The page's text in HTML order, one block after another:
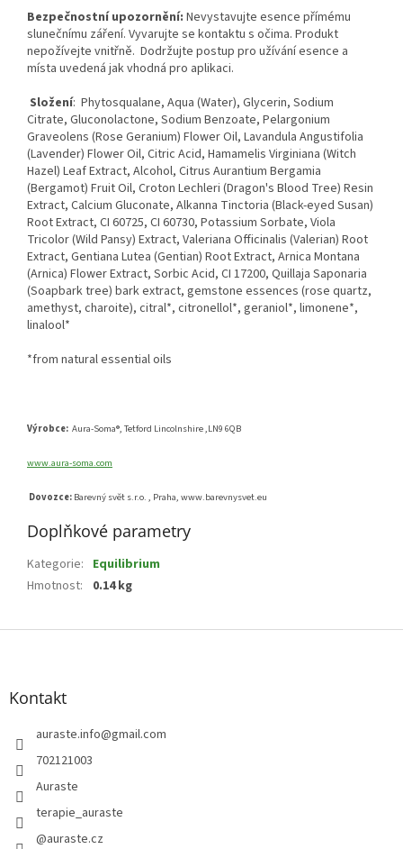
Bezpečnostní upozornění: Nevystavujte esence přímému
slunečnímu záření. Vyvarujte se kontaktu s očima. Produkt
nepožívejte vnitřně. Dodržujte postup pro užívání esence a
místa uvedená jak vhodná pro aplikaci.
Složení: Phytosqualane, Aqua (Water), Glycerin, Sodium
Citrate, Gluconolactone, Sodium Benzoate, Pelargonium
Graveolens (Rose Geranium) Flower Oil, Lavandula Angustifolia
(Lavender) Flower Oil, Citric Acid, Hamamelis Virginiana (Witch
Hazel) Leaf Extract, Alcohol, Citrus Aurantium Bergamia
(Bergamot) Fruit Oil, Croton Lechleri ​​(Dragon's Blood Tree) Resin
Extract, Calcium Gluconate, Alkanna Tinctoria (Black-eyed Susan)
Root Extract, CI 60725, CI 60730, Potassium Sorbate, Viola
Tricolor (Wild Pansy) Extract, Valeriana Officinalis (Valerian) Root
Extract, Gentiana Lutea (Gentian) Root Extract, Arnica Montana
(Arnica) Flower Extract, Sorbic Acid, CI 17200, Quillaja Saponaria
(Soapbark tree) bark extract, gemstone essences (rose quartz,
amethyst, charoite), citral*, citronellol*, geraniol*, limonene*,
linalool*
*from natural essential oils
Výrobce: Aura-Soma®, Tetford Lincolnshire ,LN9 6QB
www.aura-soma.com
Dovozce: Barevný svět s.r.o. , Praha, www.barevnysvet.eu
Doplňkové parametry
Kategorie: Equilibrium
Hmotnost: 0.14 kg
Z
Kontakt
auraste.info@gmail.com
702121003
Auraste
terapie_auraste
@auraste.cz